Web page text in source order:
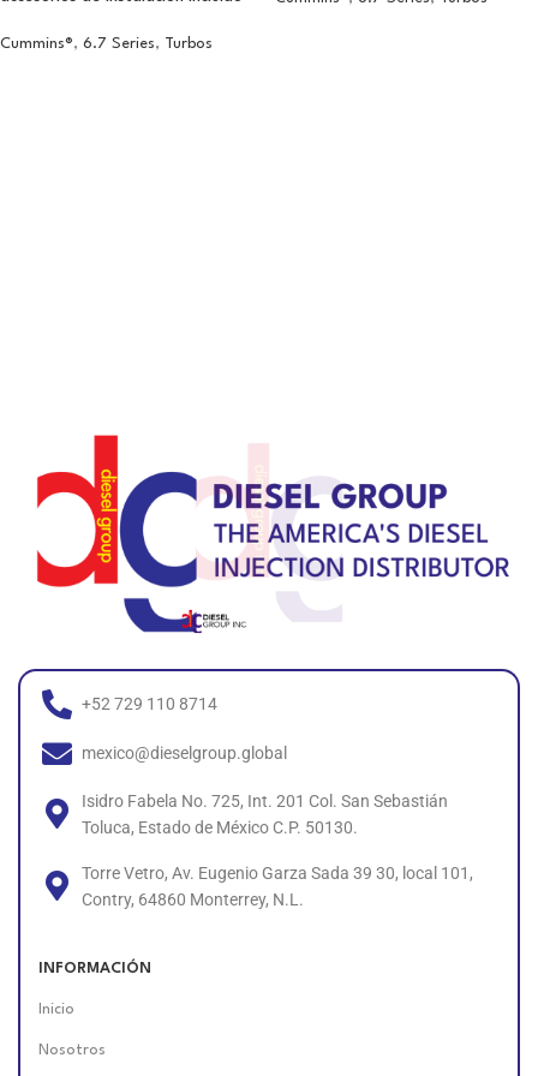
Cummins®, 6.7 Series, Turbos
+52 729 110 8714
mexico@dieselgroup.global
Isidro Fabela No. 725, Int. 201 Col. San Sebastián
Toluca, Estado de México C.P. 50130.
Torre Vetro, Av. Eugenio Garza Sada 39 30, local 101,
Contry, 64860 Monterrey, N.L.
INFORMACIÓN
Inicio
Nosotros